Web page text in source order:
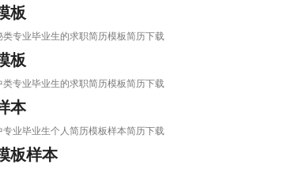
板
专业毕业生的求职简历模板简历下载
板
专业毕业生的求职简历模板简历下载
本
业毕业生个人简历模板样本简历下载
板样本